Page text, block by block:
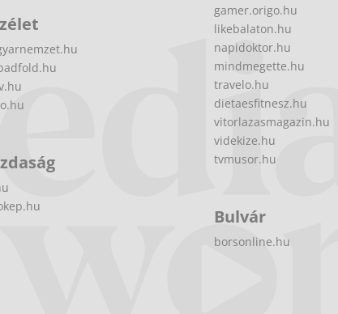
gamer.origo.hu
likebalaton.hu
napidoktor.hu
mindmegette.hu
travelo.hu
dietaesfitnesz.hu
vitorlazasmagazin.hu
videkize.hu
tvmusor.hu
Bulvár
borsonline.hu